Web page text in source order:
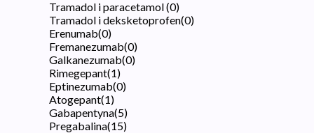
Tramadol i paracetamol(0)
Tramadol i deksketoprofen(0)
Erenumab(0)
Fremanezumab(0)
Galkanezumab(0)
Rimegepant(1)
Eptinezumab(0)
Atogepant(1)
Gabapentyna(5)
Pregabalina(15)